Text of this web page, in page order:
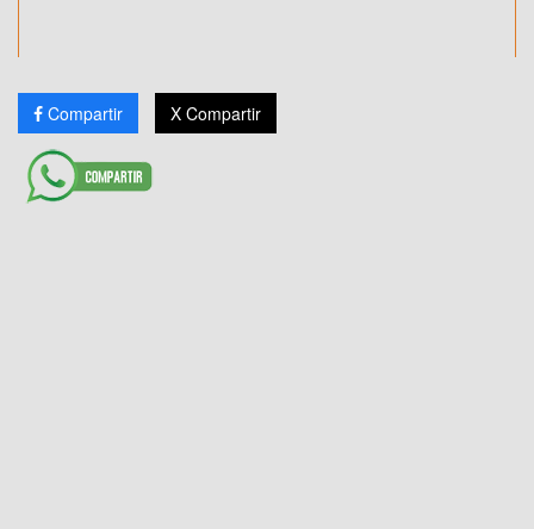
Compartir X Compartir